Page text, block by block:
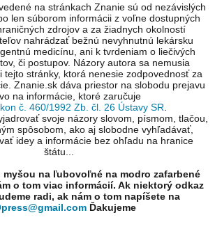
na stránkach Znanie sú od nezávislých
len súborom informácii z voľne dostupných
zdrojov a za žiadnych okolností
nahrádzať bežnú nevyhnutnú lekársku
medicínu, ani k tvrdeniam o liečivých
či postupov. Názory autora sa nemusia
tejto stránky, ktorá nenesie zodpovednosť za
Znanie.sk dáva priestor na slobodu prejavu
na informácie, ktoré zaručuje
č. 460/1992 Zb. čl. 26 Ústavy SR
svoje názory slovom, písmom, tlačou,
spôsobom, ako aj slobodne vyhľadávať,
idey a informácie bez ohľadu na hranice
štátu...
na ľubovoľné na modro zafarbené
o tom viac informácií. Ak niektorý odkaz
radi, ak nám o tom napíšete na
Ďakujeme